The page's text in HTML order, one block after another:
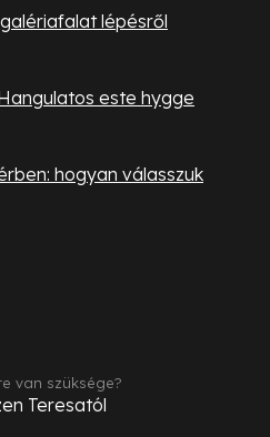
lépésről
este hygge
hogyan válasszuk
van szüksége?
Teresatól